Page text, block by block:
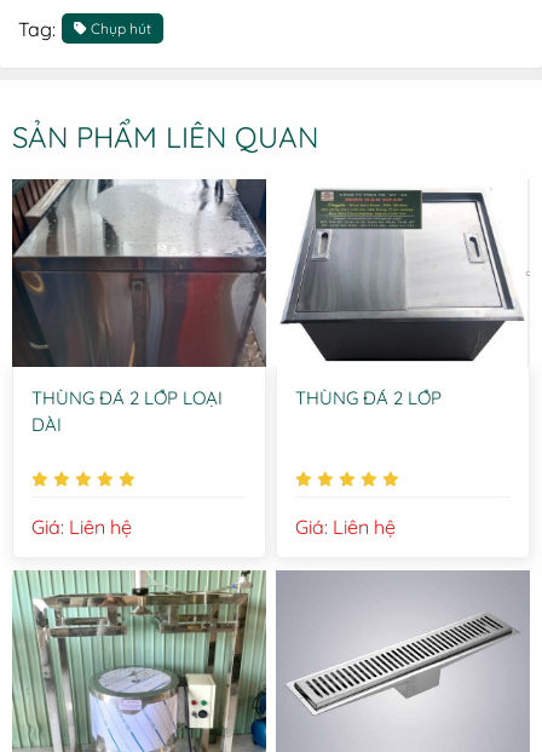
Tag: Chụp hút
SẢN PHẨM LIÊN QUAN
THÙNG ĐÁ 2 LỚP LOẠI
DÀI
Giá: Liên hệ
THÙNG ĐÁ 2 LỚP
Giá: Liên hệ